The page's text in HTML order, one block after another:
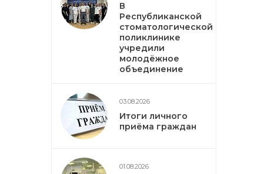
В
Республиканской
стоматологической
поликлинике
учредили
молодёжное
объединение
03.08.2026
Итоги личного
приёма граждан
01.08.2026